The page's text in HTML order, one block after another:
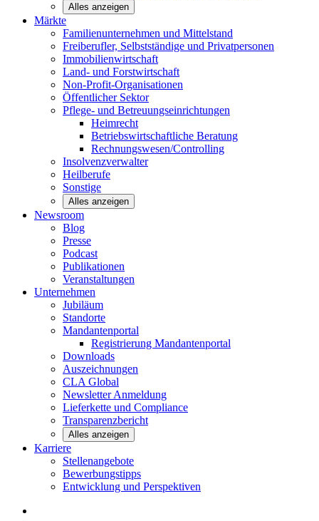
Alles anzeigen
Märkte
Familienunternehmen und Mittelstand
Freiberufler, Selbstständige und Privatpersonen
Immobilienwirtschaft
Land- und Forstwirtschaft
Non-Profit-Organisationen
Öffentlicher Sektor
Pflege- und Betreuungseinrichtungen
Heimrecht
Betriebswirtschaftliche Beratung
Rechnungswesen/Controlling
Insolvenzverwalter
Heilberufe
Sonstige
Alles anzeigen
Newsroom
Blog
Presse
Podcast
Publikationen
Veranstaltungen
Unternehmen
Jubiläum
Standorte
Mandantenportal
Registrierung Mandantenportal
Downloads
Auszeichnungen
CLAGlobal
NewsletterAnmeldung
Lieferkette und Compliance
Transparenzbericht
Alles anzeigen
Karriere
Stellenangebote
Bewerbungstipps
Entwicklung und Perspektiven